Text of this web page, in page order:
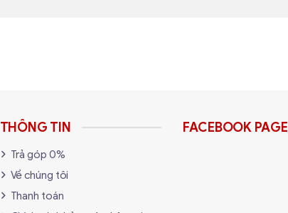
THÔNG TIN
Trả góp 0%
Về chúng tôi
Thanh toán
FACEBOOK PAGE